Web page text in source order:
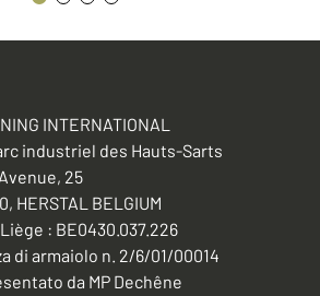
INTERNATIONAL
industriel des Hauts-Sarts
25
HERSTAL BELGIUM
Liège : BE0430.037.226
di armaiolo n. 2/6/01/00014
da MP Dechêne